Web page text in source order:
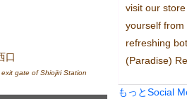
visit our
yourself
refreshing
(Paradise)
もっとSocial
口
exit gate of Shiojiri Station